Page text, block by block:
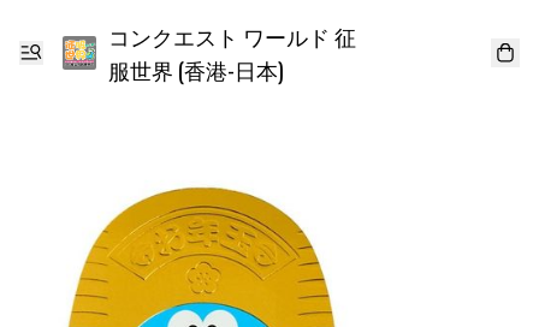
コンクエスト ワールド 征
服世界 (香港-日本)